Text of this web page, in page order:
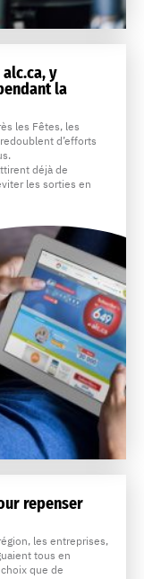
y
la
les Fêtes, les
d’efforts
déjà de
les sorties en
repenser
les entreprises,
tous en
que de